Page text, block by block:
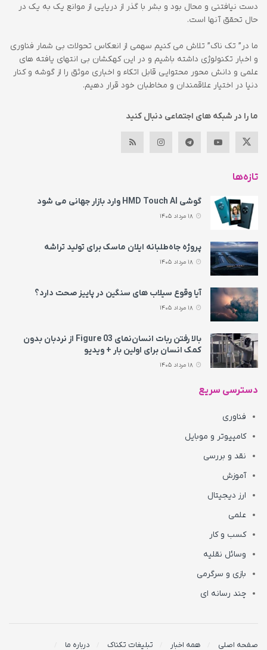
دست نیافتنی و محال بود و بشر با گذر از دریایی از موانع یک به یک در
حال تحقق آنها است.
ما در” تک ناک” تلاش می کنیم سهمی از انعکاس تحولات بی شمار فناوری
و اخبار تکنولوژی داشته باشیم و در این کهکشان بی انتهای یافته های
علمی و دانش محور محتوایی قابل اتکاء و اخباری موثق را از گوشه و کنار
دنیا در اختیار علاقمندان و مخاطبان خود قرار دهیم.
ما را در شبکه های اجتماعی دنبال کنید
تازه‌ها
گوشی HMD Touch AI وارد بازار جهانی می‌ شود
پروژه جاه‌طلبانه ایلان ماسک برای تولید تراشه
آیا وقوع سیلاب های سنگین در پاییز صحت دارد؟
بالا رفتن ربات انسان‌نمای Figure 03 از نردبان بدون
کمک انسان برای اولین بار + ویدیو
دسترسی سریع
فناوری
کامپیوتر و موبایل
نقد و بررسی
آموزش
ارز دیجیتال
علمی
کسب و کار
وسائل نقلیه
بازی و سرگرمی
چند رسانه ای
صفحه اصلی همه اخبار تبلیغات تکناک درباره ما